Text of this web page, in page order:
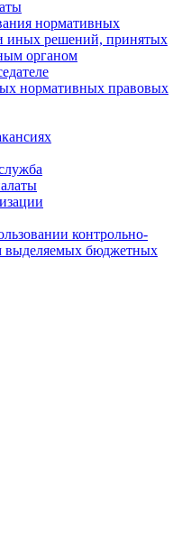
нормативных
иных решений, принятых
органом
нормативных правовых
контрольно-
выделяемых бюджетных